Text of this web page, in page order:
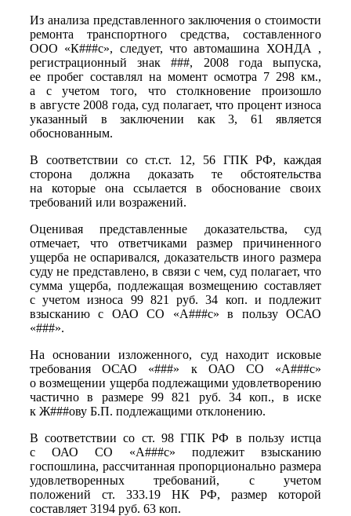
Из анализа представленного заключения о стоимости
ремонта транспортного средства, составленного
ООО «К###с», следует, что автомашина ХОНДА ,
регистрационный знак ###, 2008 года выпуска,
ее пробег составлял на момент осмотра 7 298 км.,
а с учетом того, что столкновение произошло
в августе 2008 года, суд полагает, что процент износа
указанный в заключении как 3, 61 является
обоснованным.
В соответствии со ст.ст. 12, 56 ГПК РФ, каждая
сторона должна доказать те обстоятельства
на которые она ссылается в обоснование своих
требований или возражений.
Оценивая представленные доказательства, суд
отмечает, что ответчиками размер причиненного
ущерба не оспаривался, доказательств иного размера
суду не представлено, в связи с чем, суд полагает, что
сумма ущерба, подлежащая возмещению составляет
с учетом износа 99 821 руб. 34 коп. и подлежит
взысканию с ОАО СО «А###с» в пользу ОСАО
«###».
На основании изложенного, суд находит исковые
требования ОСАО «###» к ОАО СО «А###с»
о возмещении ущерба подлежащими удовлетворению
частично в размере 99 821 руб. 34 коп., в иске
к Ж###ову Б.П. подлежащими отклонению.
В соответствии со ст. 98 ГПК РФ в пользу истца
с ОАО СО «А###с» подлежит взысканию
госпошлина, рассчитанная пропорционально размера
удовлетворенных требований, с учетом
положений ст. 333.19 НК РФ, размер которой
составляет 3194 руб. 63 коп.